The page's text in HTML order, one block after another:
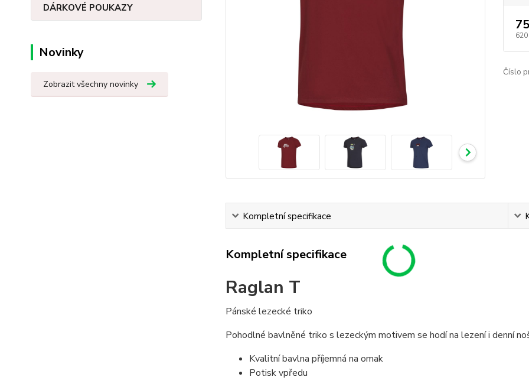
DÁRKOVÉ POUKAZY
Novinky
Zobrazit všechny novinky
620
Číslo
Kompletní specifikace
Kompletní specifikace
Raglan T
Pánské lezecké triko
Pohodlné bavlněné triko s lezeckým motivem se hodí na lezení i denní
Kvalitní bavlna příjemná na omak
Potisk vpředu